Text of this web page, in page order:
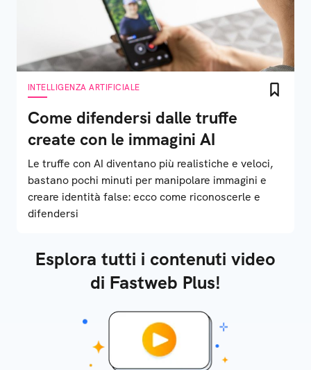
INTELLIGENZA ARTIFICIALE
Come difendersi dalle truffe
create con le immagini AI
Le truffe con AI diventano più realistiche e veloci,
bastano pochi minuti per manipolare immagini e
creare identità false: ecco come riconoscerle e
difendersi
Esplora tutti i contenuti video
di Fastweb Plus!